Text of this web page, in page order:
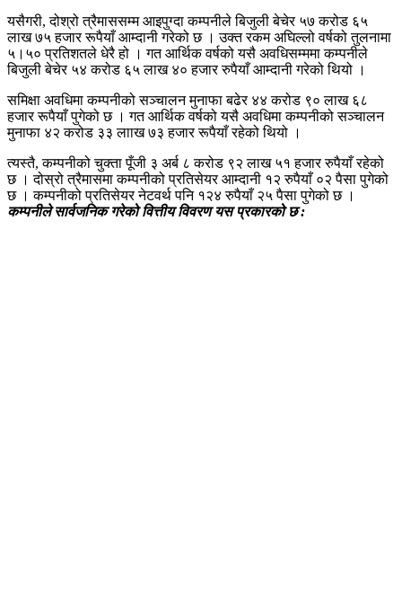
यसैगरी, दोश्रो त्रैमाससम्म आइपुग्दा कम्पनीले बिजुली बेचेर ५७ करोड ६५
लाख ७५ हजार रूपैयाँ आम्दानी गरेको छ । उक्त रकम अघिल्लो वर्षको तुलनामा
५।५० प्रतिशतले धेरै हो । गत आर्थिक वर्षको यसै अवधिसम्ममा कम्पनीले
बिजुली बेचेर ५४ करोड ६५ लाख ४० हजार रुपैयाँ आम्दानी गरेको थियो ।
समिक्षा अवधिमा कम्पनीको सञ्चालन मुनाफा बढेर ४४ करोड ९० लाख ६८
हजार रूपैयाँ पुगेको छ । गत आर्थिक वर्षको यसै अवधिमा कम्पनीको सञ्चालन
मुनाफा ४२ करोड ३३ लााख ७३ हजार रूपैयाँ रहेको थियो ।
त्यस्तै, कम्पनीको चुक्ता पूँजी ३ अर्ब ८ करोड ९२ लाख ५१ हजार रुपैयाँ रहेको
छ । दोस्रो त्रैमासमा कम्पनीको प्रतिसेयर आम्दानी १२ रुपैयाँ ०२ पैसा पुगेको
छ । कम्पनीको प्रतिसेयर नेटवर्थ पनि १२४ रुपैयाँ २५ पैसा पुगेको छ ।
कम्पनीले सार्वजनिक गरेको वित्तीय विवरण यस प्रकारको छ :